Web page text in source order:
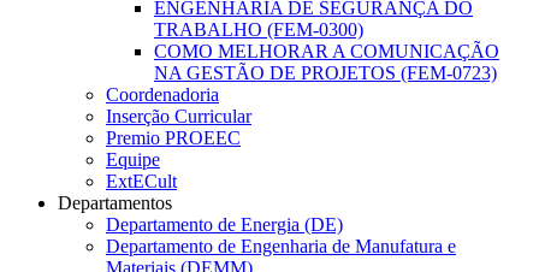
ENGENHARIA DE SEGURANÇA DO
TRABALHO (FEM-0300)
COMO MELHORAR A COMUNICAÇÃO
NA GESTÃO DE PROJETOS (FEM-0723)
Coordenadoria
Inserção Curricular
Premio PROEEC
Equipe
ExtECult
Departamentos
Departamento de Energia (DE)
Departamento de Engenharia de Manufatura e
Materiais (DEMM)